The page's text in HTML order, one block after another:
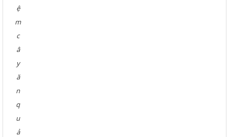
ệ
m
c
â
y
ă
n
q
u
ả